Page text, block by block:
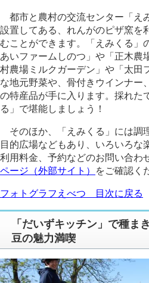
都市と農村の交流センター「え
設置してある、れんがのピザ窯を
むことができます。「えみくる」
あいファームしのつ」や「正木農
村農場ミルクガーデン」や「太田
な地元野菜や、骨付きウインナー
の特産品が手に入ります。採れた
る」で堪能しましょう！
そのほか、「えみくる」には調
目的広場などもあり、いろいろな
利用料金、予約などのお問い合わ
ページ（外部サイト）
をご確認く
フォトグラフえべつ 目次に戻る
「だいずキッチン」で種ま
豆の魅力満喫